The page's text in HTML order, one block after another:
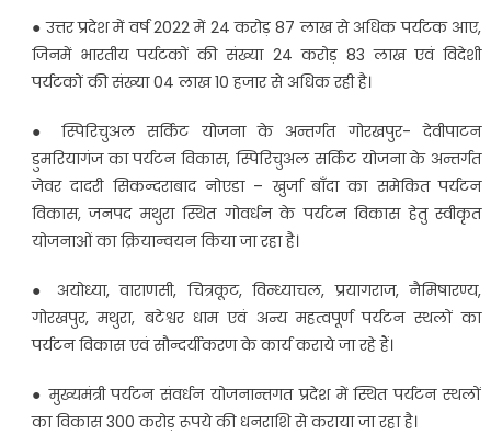
● उत्तर प्रदेश में वर्ष 2022 में 24 करोड़ 87 लाख से अधिक पर्यटक आए,
जिनमें भारतीय पर्यटकों की संख्या 24 करोड़ 83 लाख एवं विदेशी
पर्यटकों की संख्या 04 लाख 10 हजार से अधिक रही है।
● स्पिरिचुअल सर्किट योजना के अन्तर्गत गोरखपुर- देवीपाटन
डुमरियागंज का पर्यटन विकास, स्पिरिचुअल सर्किट योजना के अन्तर्गत
जेवर दादरी सिकन्दराबाद नोएडा – खुर्जा बाँदा का समेकित पर्यटन
विकास, जनपद मथुरा स्थित गोवर्धन के पर्यटन विकास हेतु स्वीकृत
योजनाओं का क्रियान्वयन किया जा रहा है।
● अयोध्या, वाराणसी, चित्रकूट, विन्ध्याचल, प्रयागराज, नैमिषारण्य,
गोरखपुर, मथुरा, बटेश्वर धाम एवं अन्य महत्वपूर्ण पर्यटन स्थलों का
पर्यटन विकास एवं सौन्दर्यीकरण के कार्य कराये जा रहे हैं।
● मुख्यमंत्री पर्यटन संवर्धन योजनान्तगत प्रदेश में स्थित पर्यटन स्थलों
का विकास 300 करोड़ रूपये की धनराशि से कराया जा रहा है।